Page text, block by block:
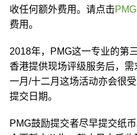
收任何额外费用。请点击
费用。
2018年，PMG这一专业的第
香港提供现场评级服务后，
一月/十二月这场活动亦会很
提交日期。
PMG鼓励提交者尽早提交纸